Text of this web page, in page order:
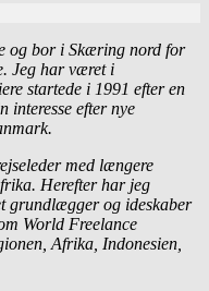
og bor i Skæring nord for
Jeg har været i
startede i 1991 efter en
interesse efter nye
med længere
Herefter har jeg
grundlægger og ideskaber
World Freelance
Afrika, Indonesien,